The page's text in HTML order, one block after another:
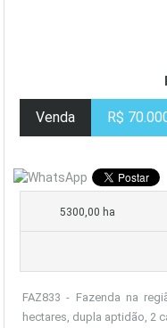
Venda R$
5300,00 ha
FAZ833 - Fazenda na
hectares, dupla aptidão, 2